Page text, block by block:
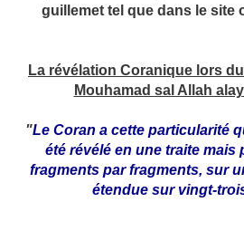
guillemet tel que dans le site
La révélation Coranique lors
Mouhamad sal Allah
"Le Coran a cette particularité
été révélé en une traite mais
fragments par fragments, sur
étendue sur vingt-